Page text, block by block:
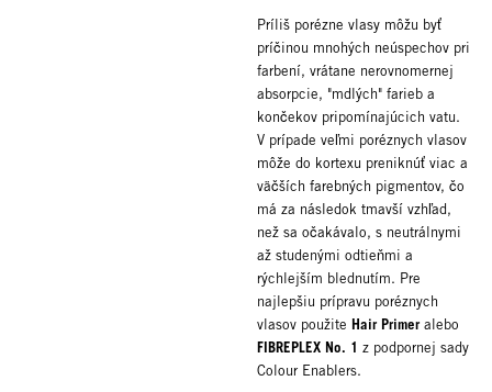
Príliš porézne vlasy môžu byť
príčinou mnohých neúspechov pri
farbení, vrátane nerovnomernej
absorpcie, "mdlých" farieb a
končekov pripomínajúcich vatu.
V prípade veľmi poréznych vlasov
môže do kortexu preniknúť viac a
väčších farebných pigmentov, čo
má za následok tmavší vzhľad,
než sa očakávalo, s neutrálnymi
až studenými odtieňmi a
rýchlejším blednutím. Pre
najlepšiu prípravu poréznych
vlasov použite Hair Primer alebo
FIBREPLEX No. 1 z podpornej sady
Colour Enablers.